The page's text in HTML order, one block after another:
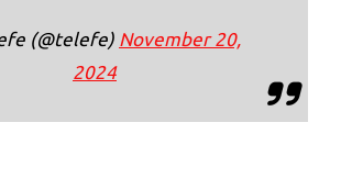
(@telefe) November 20,
2024